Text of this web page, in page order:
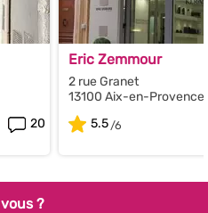
20
Eric Zemmour
2 rue Granet
13100 Aix-en-Provence
5.5
?